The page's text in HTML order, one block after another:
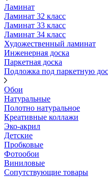
Ламинат
Ламинат 32 класс
Ламинат 33 класс
Ламинат 34 класс
Художественный ламинат
Инженерная доска
Паркетная доска
Подложка под паркетную
Обои
Натуральные
Полотно натуральное
Креативные коллажи
Эко-акрил
Детские
Пробковые
Фотообои
Виниловые
Сопутствующие товары